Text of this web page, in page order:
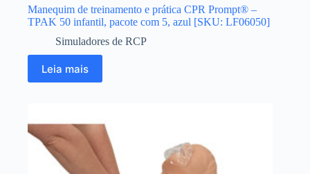
Manequim de treinamento e prática CPR Prompt® –
TPAK 50 infantil, pacote com 5, azul [SKU: LF06050]
Simuladores de RCP
Leia mais